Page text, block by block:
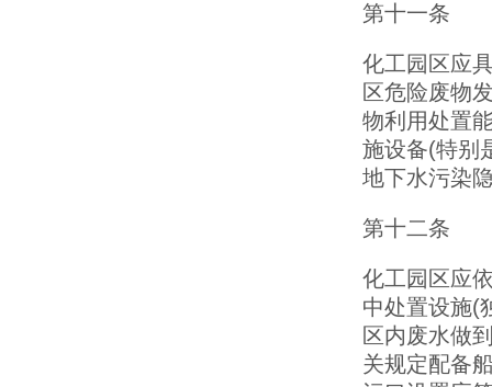
第十一条
化工园区应
区危险废物
物利用处置
施设备(特别
地下水污染
第十二条
化工园区应
中处置设施(
区内废水做
关规定配备